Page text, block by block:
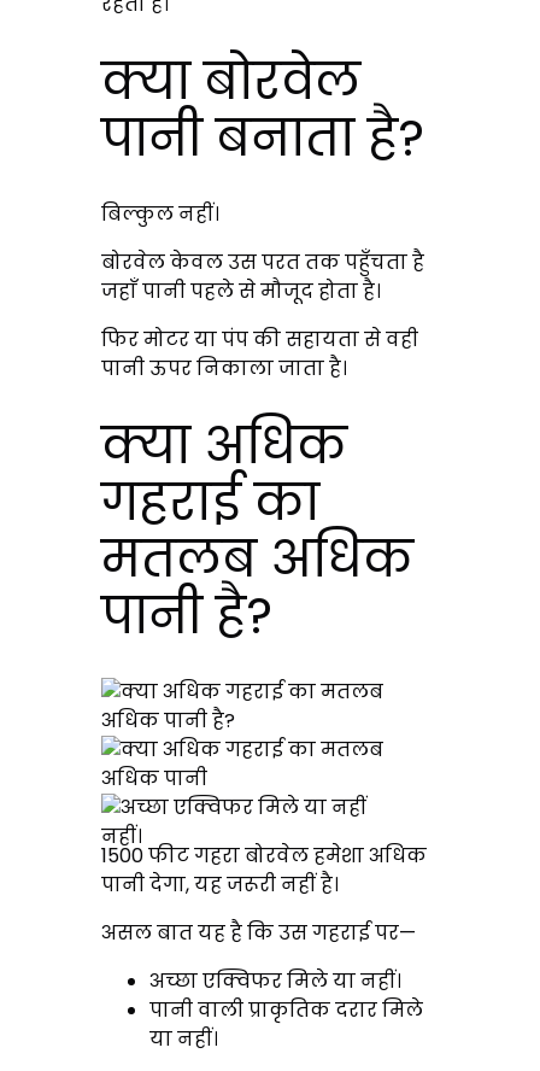
क्या बोरवेल
पानी बनाता है?
बिल्कुल नहीं।
बोरवेल केवल उस परत तक पहुँचता है
जहाँ पानी पहले से मौजूद होता है।
फिर मोटर या पंप की सहायता से वही
पानी ऊपर निकाला जाता है।
क्या अधिक
गहराई का
मतलब अधिक
पानी है?
नहीं।
1500 फीट गहरा बोरवेल हमेशा अधिक
पानी देगा, यह जरूरी नहीं है।
असल बात यह है कि उस गहराई पर—
अच्छा एक्विफर मिले या नहीं।
पानी वाली प्राकृतिक दरार मिले
या नहीं।